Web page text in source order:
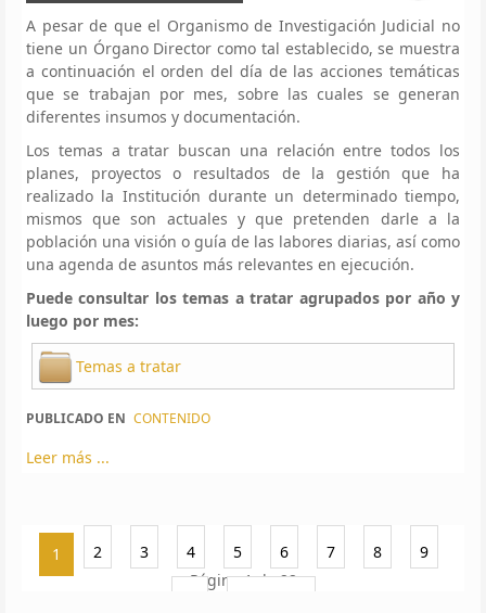
A pesar de que el Organismo de Investigación Judicial no
tiene un Órgano Director como tal establecido, se muestra
a continuación el orden del día de las acciones temáticas
que se trabajan por mes, sobre las cuales se generan
diferentes insumos y documentación.
Los temas a tratar buscan una relación entre todos los
planes, proyectos o resultados de la gestión que ha
realizado la Institución durante un determinado tiempo,
mismos que son actuales y que pretenden darle a la
población una visión o guía de las labores diarias, así como
una agenda de asuntos más relevantes en ejecución.
Puede consultar los temas a tratar agrupados por año y
luego por mes:
Temas a tratar
PUBLICADO EN CONTENIDO
Leer más ...
1 2 3 4 5 6 7 8 9
Página 1 de 22